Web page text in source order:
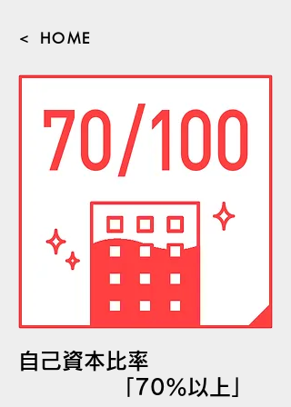
＜ HOME
自己資本比率
「70％以上」